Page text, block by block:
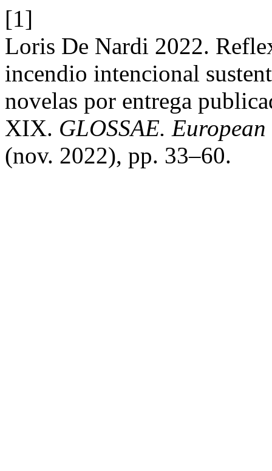
[1]
Loris De Nardi 2022.
incendio intencional
novelas por entrega
XIX. GLOSSAE.
(nov. 2022), pp. 33–60.